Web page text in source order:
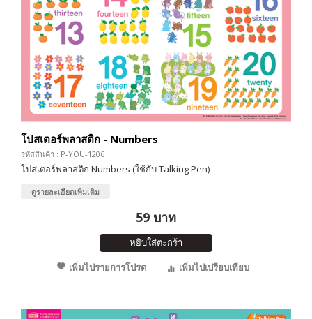
โปสเตอร์พลาสติก - Numbers
รหัสสินค้า : P-YOU-1206
โปสเตอร์พลาสติก Numbers (ใช้กับ Talking Pen)
ดูรายละเอียดเพิ่มเติม
59 บาท
หยิบใส่ตะกร้า
เพิ่มไปรายการโปรด
เพิ่มไปเปรียบเทียบ